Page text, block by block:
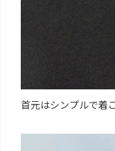
首元はシンプルで着